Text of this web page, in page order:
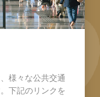
様々な公共交通
下記のリンクを